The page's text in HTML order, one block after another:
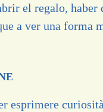
el regalo, haber
a ver una forma
esprimere